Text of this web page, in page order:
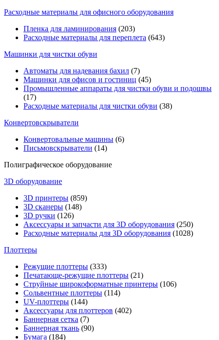
Расходные материалы для офисного оборудования
Пленка для ламинирования (203)
Расходные материалы для переплета (643)
Машинки для чистки обуви
Автоматы для надевания бахил (7)
Машинки для офисов и гостиниц (45)
Промышленные аппараты для чистки обуви и подошвы
(17)
Расходные материалы для чистки обуви (38)
Конвертовскрыватели
Конвертовальные машины (6)
Письмовскрыватели (14)
Полиграфическое оборудование
3D оборудование
3D принтеры (859)
3D сканеры (148)
3D ручки (126)
Аксессуары и запчасти для 3D оборудования (250)
Расходные материалы для 3D оборудования (1028)
Плоттеры
Режущие плоттеры (333)
Печатающе-режущие плоттеры (21)
Струйные широкоформатные принтеры (106)
Сольвентные плоттеры (114)
UV-плоттеры (144)
Аксессуары для плоттеров (402)
Баннерная сетка (7)
Баннерная ткань (90)
Бумага (184)